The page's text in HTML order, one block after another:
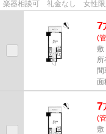
楽器相談可 礼金なし 女性限
7
(
敷
所
間
面
7
(
敷